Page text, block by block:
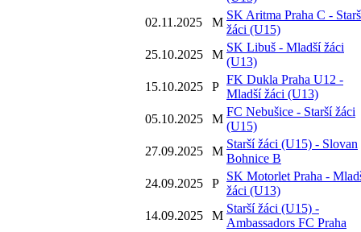
02.11.2025
M
SK Aritma Praha C -
žáci (U15)
25.10.2025
M
SK Libuš - Mladší žáci
(U13)
15.10.2025
P
FK Dukla Praha U12 -
Mladší žáci (U13)
05.10.2025
M
FC Nebušice - Starší žáci
(U15)
27.09.2025
M
Starší žáci (U15) - Slovan
Bohnice B
24.09.2025
P
SK Motorlet Praha -
žáci (U13)
14.09.2025
M
Starší žáci (U15) -
Ambassadors FC Praha